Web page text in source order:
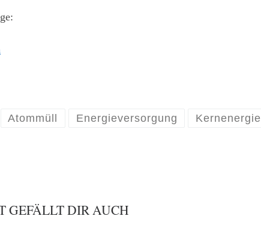
Atommüll Energieversorgung Kernenergie
GEFÄLLT DIR AUCH